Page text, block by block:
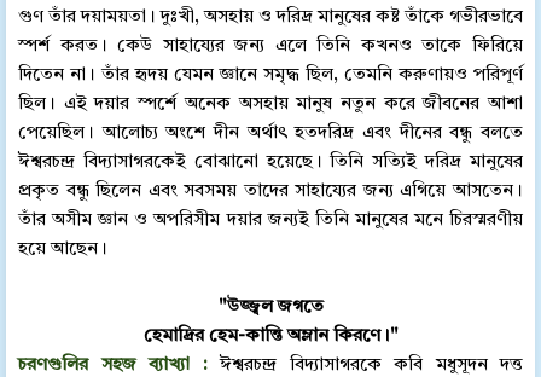
গুণ তাঁর দয়াময়তা। দুঃখী, অসহায় ও দরিদ্র মানুষের কষ্ট তাঁকে গভীরভাবে
স্পর্শ করত। কেউ সাহায্যের জন্য এলে তিনি কখনও তাকে ফিরিয়ে
দিতেন না। তাঁর হৃদয় যেমন জ্ঞানে সমৃদ্ধ ছিল, তেমনি করুণায়ও পরিপূর্ণ
ছিল। এই দয়ার স্পর্শে অনেক অসহায় মানুষ নতুন করে জীবনের আশা
পেয়েছিল। আলোচ্য অংশে দীন অর্থাৎ হতদরিদ্র এবং দীনের বন্ধু বলতে
ঈশ্বরচন্দ্র বিদ্যাসাগরকেই বোঝানো হয়েছে। তিনি সত্যিই দরিদ্র মানুষের
প্রকৃত বন্ধু ছিলেন এবং সবসময় তাদের সাহায্যের জন্য এগিয়ে আসতেন।
তাঁর অসীম জ্ঞান ও অপরিসীম দয়ার জন্যই তিনি মানুষের মনে চিরস্মরণীয়
হয়ে আছেন।
"উজ্জ্বল জগতে
হেমাদ্রির হেম-কান্তি অম্লান কিরণে।"
চরণগুলির সহজ ব্যাখ্যা :ঈশ্বরচন্দ্র বিদ্যাসাগরকে কবি মধুসূদন দত্ত